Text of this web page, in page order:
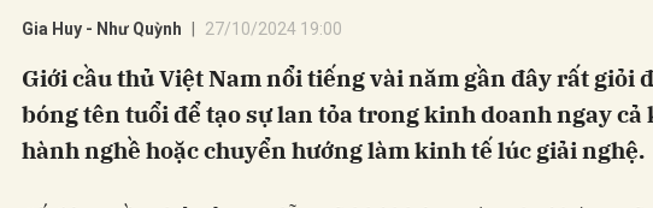
Gia Huy - Như Quỳnh 27/10/2024 19:00
Giới cầu thủ Việt Nam nổi tiếng vài năm gần đây rất giỏi
bóng tên tuổi để tạo sự lan tỏa trong kinh doanh ngay cả
hành nghề hoặc chuyển hướng làm kinh tế lúc giải nghệ.
Hủy